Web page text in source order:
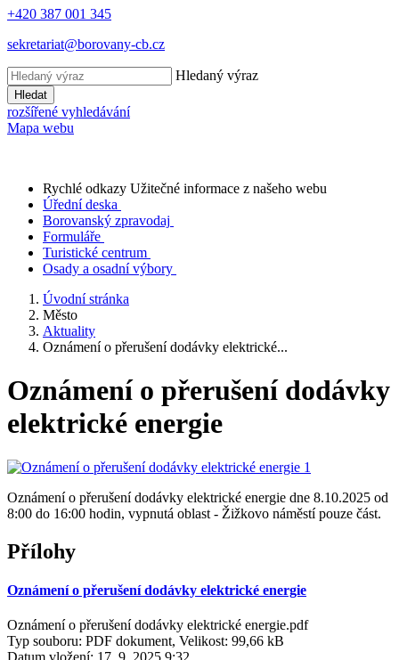
+420 387 001 345
sekretariat@borovany-cb.cz
Hledaný výraz
Hledat
rozšířené vyhledávání
Mapa webu
Rychlé odkazy Užitečné informace z našeho webu
Úřední deska
Borovanský zpravodaj
Formuláře
Turistické centrum
Osady a osadní výbory
Úvodní stránka
Město
Aktuality
Oznámení o přerušení dodávky elektrické...
Oznámení o přerušení dodávky
elektrické energie
Oznámení o přerušení dodávky elektrické energie dne 8.10.2025 od
8:00 do 16:00 hodin, vypnutá oblast - Žižkovo náměstí pouze část.
Přílohy
Oznámení o přerušení dodávky elektrické energie
Oznámení o přerušení dodávky elektrické energie.pdf
Typ souboru: PDF dokument, Velikost: 99,66 kB